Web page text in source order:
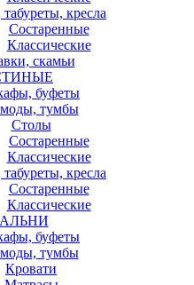
табуреты, кресла
Состаренные
Классические
скамьи
буфеты
тумбы
Столы
Состаренные
Классические
табуреты, кресла
Состаренные
Классические
буфеты
тумбы
Кровати